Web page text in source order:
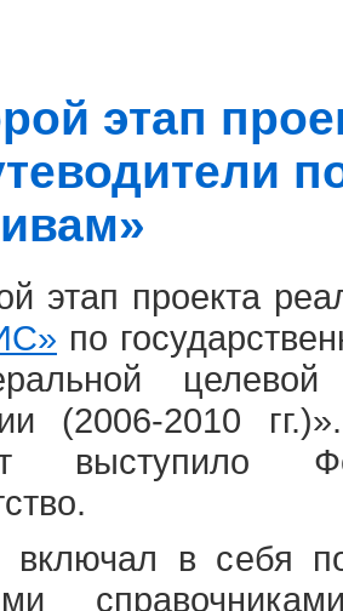
этап
этап проекта
по
(2006-2010
выступило
включал в себя